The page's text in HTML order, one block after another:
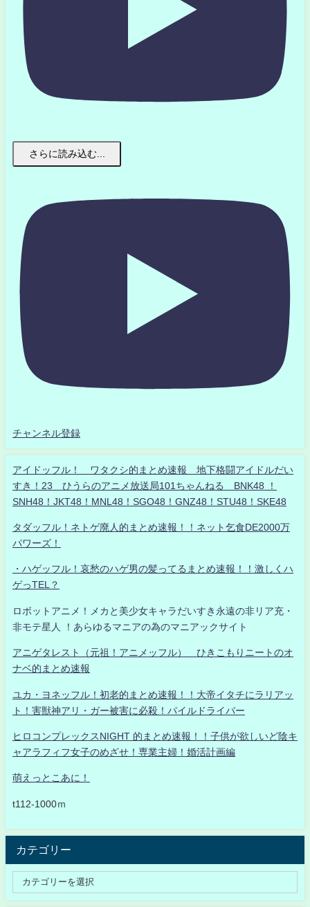
さらに読み込む...
チャンネル登録
アイドッフル！ ワタクシ的まとめ速報 地下格闘アイドルだい
すき！23 ひうらのアニメ放送局101ちゃんねる BNK48 ！
SNH48！JKT48！MNL48！SGO48！GNZ48！STU48！SKE48
タダッフル！ネトゲ廃人的まとめ速報！！ネット乞食DE2000万
パワーズ！
・ハゲッフル！哀愁のハゲ男の髪ってるまとめ速報！！激しくハ
ゲっTEL？
ロボットアニメ！メカと美少女キャラだいすき永遠の非リア充・
非モテ星人 ！あらゆるマニアの為のマニアックサイト
アニゲタレスト（元祖！アニメッフル） ひきこもりニートのオ
ナベ的まとめ速報
ユカ・ヨネッフル！初老的まとめ速報！！大帝イタチにラリアッ
ト！害獣神アリ・ガー被害に必殺！パイルドライバー
ヒロコンプレックスNIGHT 的まとめ速報！！子供が欲しいど陰キ
ャアラフィフ女子のめざせ！専業主婦！婚活計画編
萌えっとこあに！
t112-1000ｍ
カテゴリー